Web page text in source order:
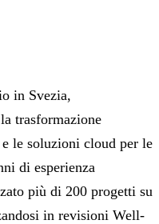
in Svezia,
trasformazione
le soluzioni cloud per le
di esperienza
più di 200 progetti su
in revisioni Well-